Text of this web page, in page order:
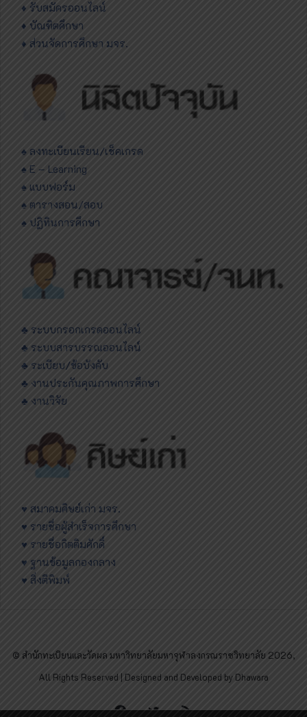
♦ รับสมัครออนไลน์
♦ บัณฑิตศึกษา
♦ ส่วนจัดการศึกษา มจร.
♠ ลงทะเบียนเรียน/เช็คเกรด
♠ E – Learning
♠ แบบฟอร์ม
♠ ตารางสอน/สอบ
♠ ปฏิทินการศึกษา
♣ ระบบกรอกเกรดออนไลน์
♣ ระบบสารบรรณออนไลน์
♣ ระเบียบ/ข้อบังคับ
♣ งานประกันคุณภาพการศึกษา
♣ งานวิจัย
♥ สมาคมศิษย์เก่า มจร.
♥ รายชื่อผู้สำเร็จการศึกษา
♥ รายชื่อกิตติมศักดิ์
♥ ฐานข้อมูลกองกลาง
♥ สิ่งตีพิมพ์
© สำนักทะเบียนและวัดผล มหาวิทยาลัยมหาจุฬาลงกรณราชวิทยาลัย 2026,
All Rights Reserved | Designed and Developed by Dhawara
FacebookTwitterRSS